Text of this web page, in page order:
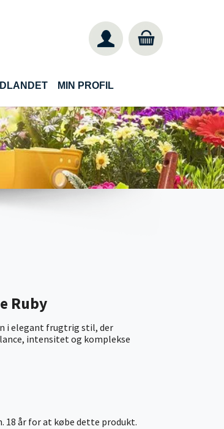
MIN PROFIL
Ruby
i elegant frugtrig stil, der
intensitet og komplekse
18 år for at købe dette produkt.